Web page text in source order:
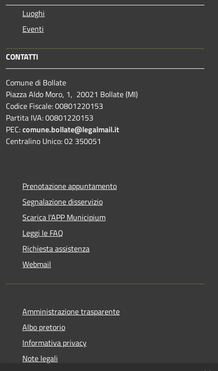
Luoghi
Eventi
CONTATTI
Comune di Bollate
Piazza Aldo Moro, 1, 20021 Bollate (MI)
Codice Fiscale: 00801220153
Partita IVA: 00801220153
PEC:comune.bollate@legalmail.it
Centralino Unico: 02 350051
Prenotazione appuntamento
Segnalazione disservizio
Scarica l'APP Municipium
Leggi le FAQ
Richiesta assistenza
Webmail
Amministrazione trasparente
Albo pretorio
Informativa privacy
Note legali